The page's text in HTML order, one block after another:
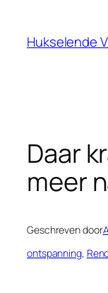
Hukselende
Daar
meer
Geschreven door
ontspanning,